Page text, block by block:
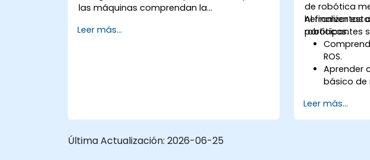
las máquinas comprendan la
fundamentales que abarcan el análisis de
agrupación de documentos, modelado de
reconocimiento de entidades nominales y
Leer más...
de robótica
herramientas
robóticas.
Al finalizar
participantes
ROS.
Aprender
básico de
las de
Leer más...
Última Actualización: 2026-06-25